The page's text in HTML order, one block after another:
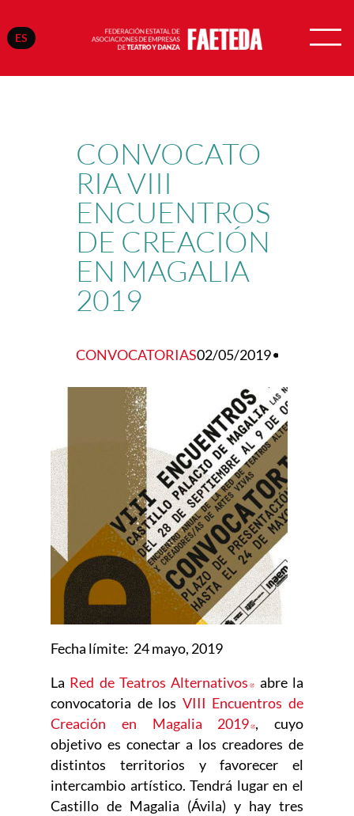
ES
Saltar
CONVOCATO
RIA VIII
ENCUENTROS
DE CREACIÓN
EN MAGALIA
2019
CONVOCATORIAS02/05/2019
Fecha límite: 24 mayo, 2019
La Red de Teatros Alternativos Abre en nueva
abre la
convocatoria de los VIII Encuentros de
Creación en Magalia 2019 Abre en nueva
, cuyo
objetivo es conectar a los creadores de
distintos territorios y favorecer el
intercambio artístico. Tendrá lugar en el
Castillo de Magalia (Ávila) y hay tres